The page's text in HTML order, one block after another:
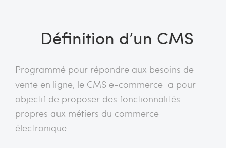
Définition d’un CMS
Programmé pour répondre aux besoins de
vente en ligne, le CMS e-commerce a pour
objectif de proposer des fonctionnalités
propres aux métiers du commerce
électronique.